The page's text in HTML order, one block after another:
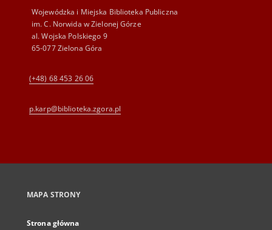
Wojewódzka i Miejska Biblioteka Publiczna
im. C. Norwida w Zielonej Górze
al. Wojska Polskiego 9
65-077 Zielona Góra
(+48) 68 453 26 06
p.karp@biblioteka.zgora.pl
MAPA STRONY
Strona główna